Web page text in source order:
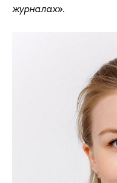
журналах».